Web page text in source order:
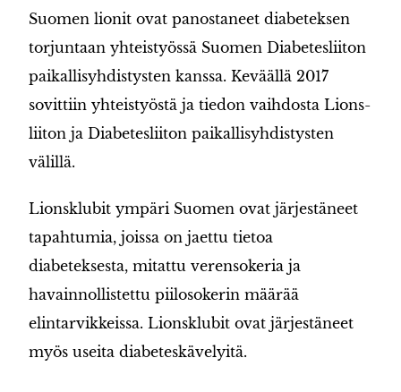
Suomen lionit ovat panostaneet diabeteksen
torjuntaan yhteistyössä Suomen Diabetesliiton
paikallisyhdistysten kanssa. Keväällä 2017
sovittiin yhteistyöstä ja tiedon vaihdosta Lions-
liiton ja Diabetesliiton paikallisyhdistysten
välillä.
Lionsklubit ympäri Suomen ovat järjestäneet
tapahtumia, joissa on jaettu tietoa
diabeteksesta, mitattu verensokeria ja
havainnollistettu piilosokerin määrää
elintarvikkeissa. Lionsklubit ovat järjestäneet
myös useita diabeteskävelyitä.